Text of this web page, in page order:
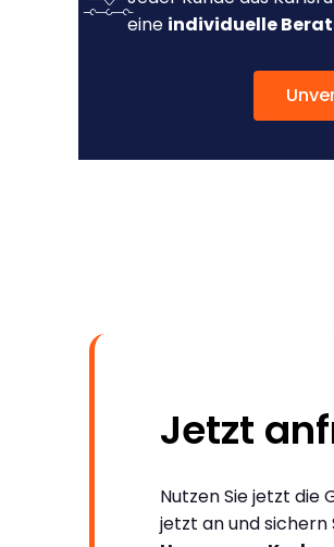
eine individuelle
Jetzt
Nutzen Sie jetzt die
jetzt an und sichern